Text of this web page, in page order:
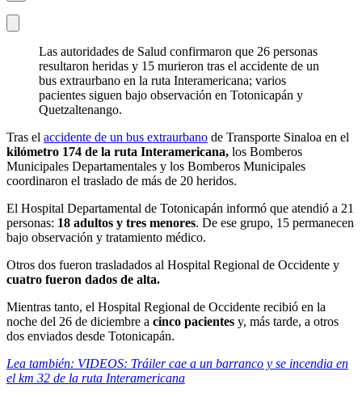
Las autoridades de Salud confirmaron que 26 personas
resultaron heridas y 15 murieron tras el accidente de un
bus extraurbano en la ruta Interamericana; varios
pacientes siguen bajo observación en Totonicapán y
Quetzaltenango.
Tras el accidente de un bus extraurbano de Transporte Sinaloa en el
kilómetro 174 de la ruta Interamericana, los Bomberos
Municipales Departamentales y los Bomberos Municipales
coordinaron el traslado de más de 20 heridos.
El Hospital Departamental de Totonicapán informó que atendió a 21
personas: 18 adultos y tres menores. De ese grupo, 15 permanecen
bajo observación y tratamiento médico.
Otros dos fueron trasladados al Hospital Regional de Occidente y
cuatro fueron dados de alta.
Mientras tanto, el Hospital Regional de Occidente recibió en la
noche del 26 de diciembre a cinco pacientes y, más tarde, a otros
dos enviados desde Totonicapán.
Lea también: VIDEOS: Tráiler cae a un barranco y se incendia en
el km 32 de la ruta Interamericana